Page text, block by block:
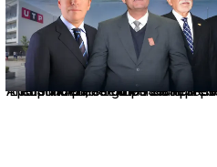
Los principales grupos empresariales del país mantienen una fuerte presencia en Áncash mediante inversiones en comercio,